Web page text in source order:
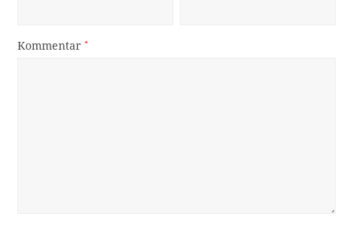
Kommentar*